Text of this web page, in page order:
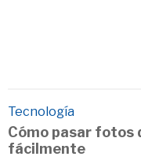
Tecnología
Cómo pasar fotos
fácilmente